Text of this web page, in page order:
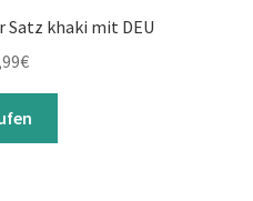
Satz khaki mit DEU
€